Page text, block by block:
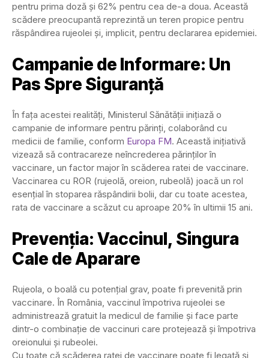
pentru prima doză și 62% pentru cea de-a doua. Această
scădere preocupantă reprezintă un teren propice pentru
răspândirea rujeolei și, implicit, pentru declararea epidemiei.
Campanie de Informare: Un
Pas Spre Siguranță
În fața acestei realități, Ministerul Sănătății inițiază o
campanie de informare pentru părinți, colaborând cu
medicii de familie, conform Europa FM. Această inițiativă
vizează să contracareze neîncrederea părinților în
vaccinare, un factor major în scăderea ratei de vaccinare.
Vaccinarea cu ROR (rujeolă, oreion, rubeolă) joacă un rol
esențial în stoparea răspândirii bolii, dar cu toate acestea,
rata de vaccinare a scăzut cu aproape 20% în ultimii 15 ani.
Prevenția: Vaccinul, Singura
Cale de Aparare
Rujeola, o boală cu potențial grav, poate fi prevenită prin
vaccinare. În România, vaccinul împotriva rujeolei se
administrează gratuit la medicul de familie și face parte
dintr-o combinație de vaccinuri care protejează și împotriva
oreionului și rubeolei.
Cu toate că scăderea ratei de vaccinare poate fi legată și